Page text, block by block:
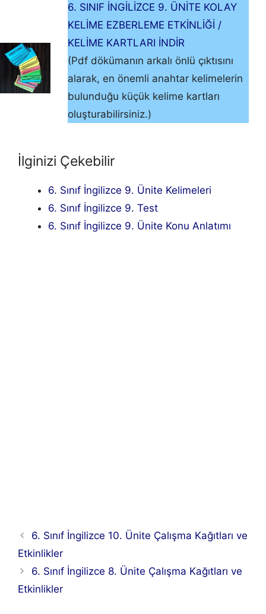
6. SINIF İNGİLİZCE 9. ÜNİTE KOLAY
KELİME EZBERLEME ETKİNLİĞİ /
KELİME KARTLARI İNDİR
(Pdf dökümanın arkalı önlü çıktısını
alarak, en önemli anahtar kelimelerin
bulunduğu küçük kelime kartları
oluşturabilirsiniz.)
İlginizi Çekebilir
6. Sınıf İngilizce 9. Ünite Kelimeleri
6. Sınıf İngilizce 9. Test
6. Sınıf İngilizce 9. Ünite Konu Anlatımı
6. Sınıf İngilizce 10. Ünite Çalışma Kağıtları ve
Etkinlikler
6. Sınıf İngilizce 8. Ünite Çalışma Kağıtları ve
Etkinlikler